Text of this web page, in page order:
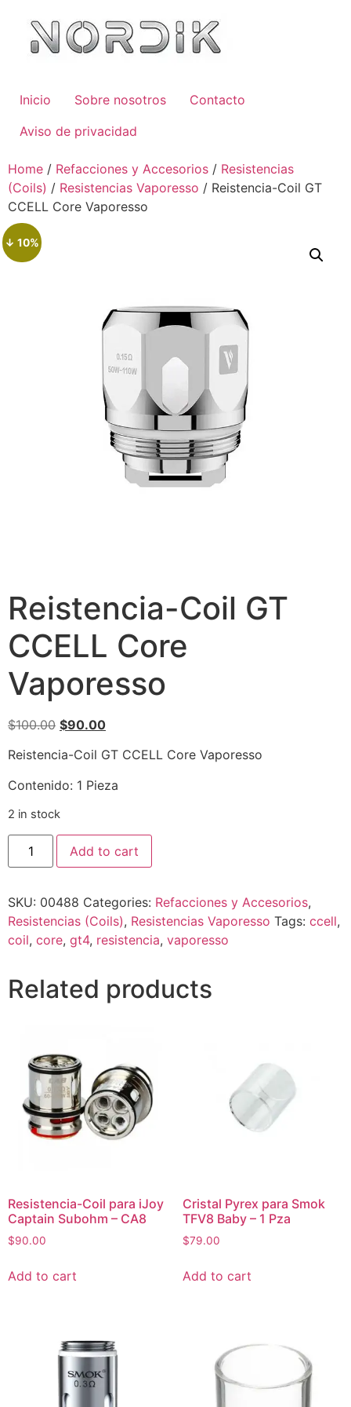
Inicio Sobre nosotros
Contacto
Aviso de privacidad
Home / Refacciones y Accesorios / Resistencias
(Coils) / Resistencias Vaporesso / Reistencia-Coil GT
CCELL Core Vaporesso
↓ 10%
Reistencia-Coil GT
CCELL Core
Vaporesso
$100.00 $90.00
Reistencia-Coil GT CCELL Core Vaporesso
Contenido: 1 Pieza
2 in stock
Add to cart
SKU: 00488 Categories: Refacciones y Accesorios,
Resistencias (Coils), Resistencias Vaporesso Tags: ccell,
coil, core, gt4, resistencia, vaporesso
Related products
Resistencia-Coil para iJoy
Captain Subohm – CA8
$90.00
Add to cart
Cristal Pyrex para Smok
TFV8 Baby – 1 Pza
$79.00
Add to cart